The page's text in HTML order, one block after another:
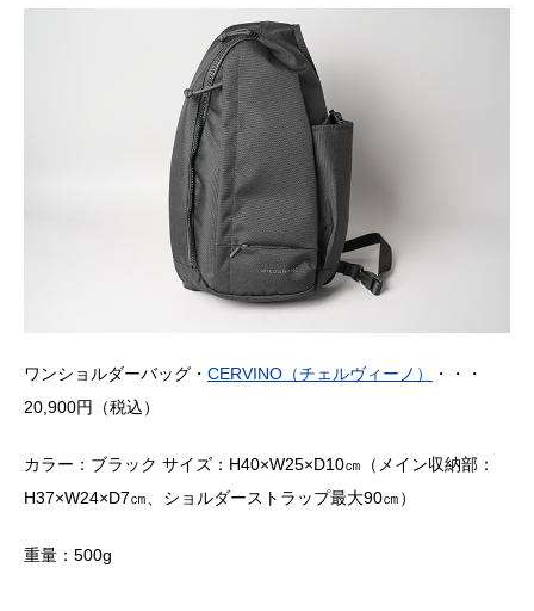
ワンショルダーバッグ・ CERVINO（チェルヴィーノ）
・・・
20,900円（税込）
カラー：ブラック サイズ：H40×W25×D10㎝（メイン収納部：
H37×W24×D7㎝、ショルダーストラップ最大90㎝）
重量：500g